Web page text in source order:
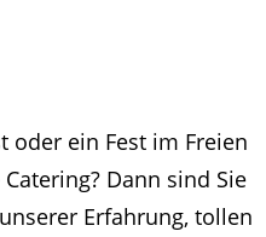
oder ein Fest im Freien
Dann sind Sie
Erfahrung, tollen